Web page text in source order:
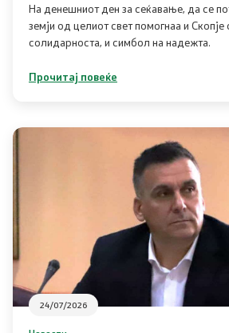
EXIM
Просторно планирање
Природа
Воздух
На денешниот ден за сеќавање, да се
земји од целиот свет помогнаа и Скопје
солидарноста, и симбол на надежта.
Прочитај повеќе
24/07/2026